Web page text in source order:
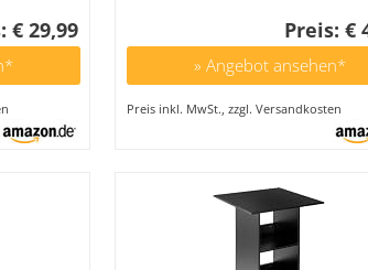
€ 29,99
tintenschwarz-Mattschwarz
LBT024B01
Preis: €
» Angebot ansehen*
Preis inkl. MwSt., zzgl. Versandkosten